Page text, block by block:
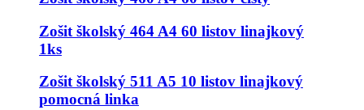
Zošit školský 464 A4 60 listov linajkový
1ks
Zošit školský 511 A5 10 listov linajkový
pomocná linka